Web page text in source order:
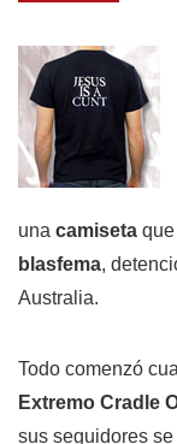
una camiseta
blasfema,
Australia.
Todo comenzó
Extremo Cradle
sus seguidores